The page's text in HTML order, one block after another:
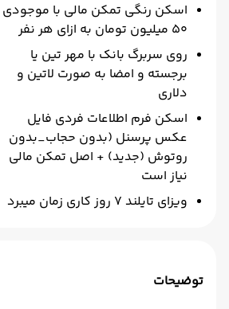
اسکن رنگی تمکن مالی با موجودی
50 میلیون تومان به ازای هر نفر
روی سربرگ بانک با مهر تین یا
برجسته و امضا به صورت لاتین و
دلاری
اسکن فرم اطلاعات فردی فایل
عکس پرسنل (بدون حجاب_بدون
روتوش (جدید) + اصل تمکن مالی
نیاز است
ویزای تایلند 7 روز کاری زمان میبرد
توضیحات